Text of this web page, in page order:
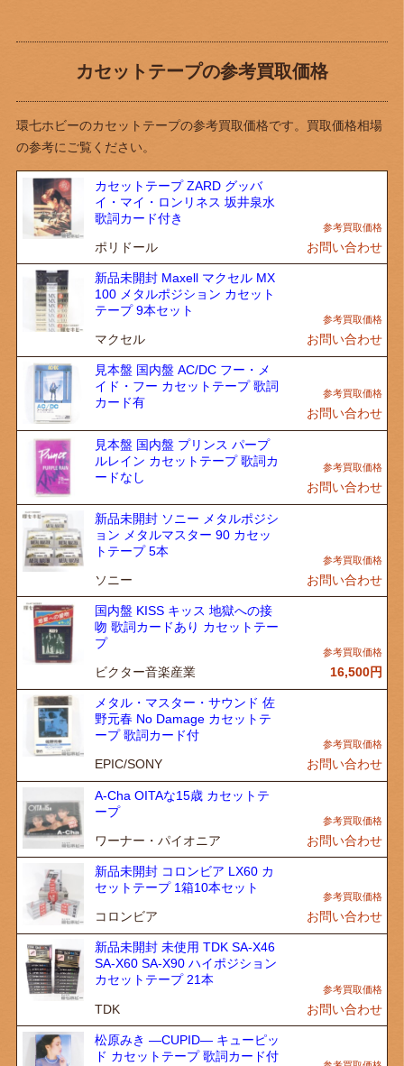
カセットテープの参考買取価格
環七ホビーのカセットテープの参考買取価格です。買取価格相場
の参考にご覧ください。
カセットテープ ZARD グッバ
イ・マイ・ロンリネス 坂井泉水
歌詞カード付き
ポリドール お問い合わせ
新品未開封 Maxell マクセル MX
100 メタルポジション カセット
テープ 9本セット
マクセル お問い合わせ
見本盤 国内盤 AC/DC フー・メ
イド・フー カセットテープ 歌詞
カード有
お問い合わせ
見本盤 国内盤 プリンス パープ
ルレイン カセットテープ 歌詞カ
ードなし
お問い合わせ
新品未開封 ソニー メタルポジシ
ョン メタルマスター 90 カセッ
トテープ 5本
ソニー お問い合わせ
国内盤 KISS キッス 地獄への接
吻 歌詞カードあり カセットテー
プ
ビクター音楽産業 16,500円
メタル・マスター・サウンド 佐
野元春 No Damage カセットテ
ープ 歌詞カード付
EPIC/SONY お問い合わせ
A-Cha OITAな15歳 カセットテ
ープ
ワーナー・パイオニア お問い合わせ
新品未開封 コロンビア LX60 カ
セットテープ 1箱10本セット
コロンビア お問い合わせ
新品未開封 未使用 TDK SA-X46
SA-X60 SA-X90 ハイポジション
カセットテープ 21本
TDK お問い合わせ
松原みき ―CUPID― キューピッ
ド カセットテープ 歌詞カード付